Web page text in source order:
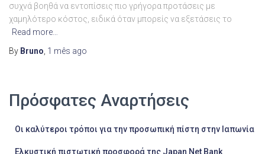
συχνά βοηθά να εντοπίσεις πιο γρήγορα προτάσεις με
χαμηλότερο κόστος, ειδικά όταν μπορείς να εξετάσεις το
Read more…
By Bruno 1 mês ago
Πρόσφατες Αναρτήσεις
Οι καλύτεροι τρόποι για την προσωπική πίστη στην Ιαπωνία
Ελκυστική πιστωτική προσφορά της Japan Net Bank